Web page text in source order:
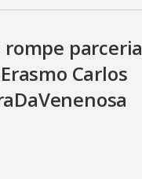
rompe parceria
Carlos